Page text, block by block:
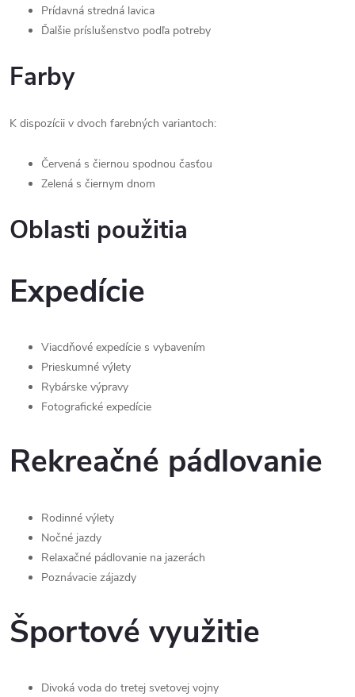
Prídavná stredná lavica
Ďalšie príslušenstvo podľa potreby
Farby
K dispozícii v dvoch farebných variantoch:
Červená s čiernou spodnou časťou
Zelená s čiernym dnom
Oblasti použitia
Expedície
Viacdňové expedície s vybavením
Prieskumné výlety
Rybárske výpravy
Fotografické expedície
Rekreačné pádlovanie
Rodinné výlety
Nočné jazdy
Relaxačné pádlovanie na jazerách
Poznávacie zájazdy
Športové využitie
Divoká voda do tretej svetovej vojny